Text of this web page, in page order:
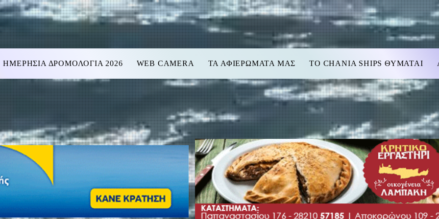
ΗΜΕΡΗΣΙΑ ΔΡΟΜΟΛΟΓΙΑ 2026 WEB CAMERA ΤΑ ΑΦΙΕΡΩΜΑΤΑ ΜΑΣ TO CHANIA SHIPS ΘΥΜΑΤΑΙ